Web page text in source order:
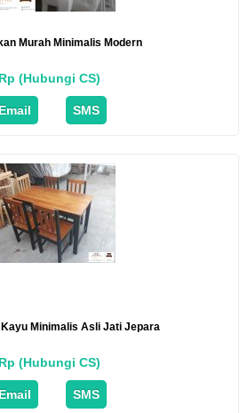
Murah Minimalis Modern
Rp (Hubungi CS)
Email SMS
Minimalis Asli Jati Jepara
Rp (Hubungi CS)
Email SMS